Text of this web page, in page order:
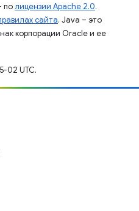
полицензии Apache 2.0.
сайта. Java – это
корпорации Oracle и ее
02 UTC.